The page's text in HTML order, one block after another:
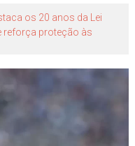
os 20 anos da Lei
reforça proteção às